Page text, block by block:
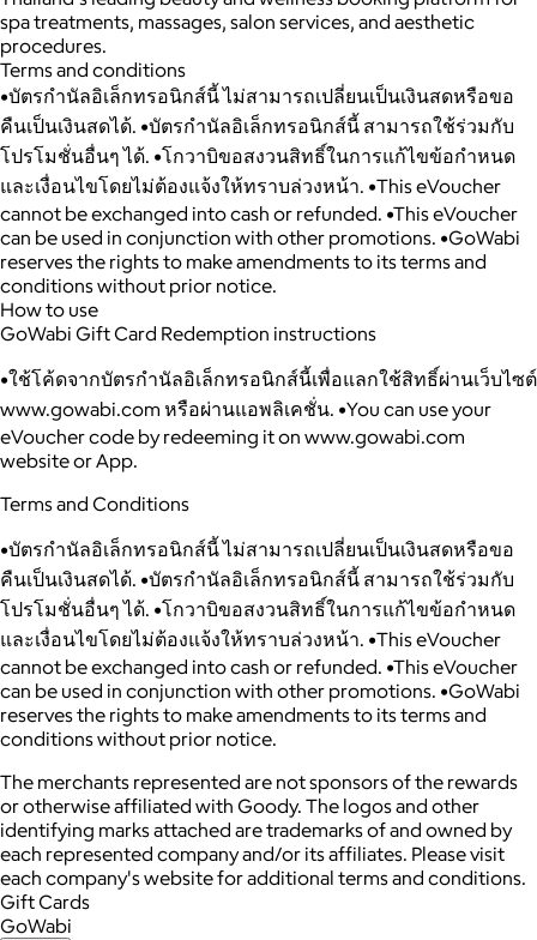
spa treatments, massages, salon services, and aesthetic
procedures.
Terms and conditions
•บัตรกำนัลอิเล็กทรอนิกส์นี้ ไม่สามารถเปลี่ยนเป็นเงินสดหรือขอ
คืนเป็นเงินสดได้. •บัตรกำนัลอิเล็กทรอนิกส์นี้ สามารถใช้ร่วมกับ
โปรโมชั่นอื่นๆ ได้. •โกวาบิขอสงวนสิทธิ์ในการแก้ไขข้อกำหนด
และเงื่อนไขโดยไม่ต้องแจ้งให้ทราบล่วงหน้า. •This eVoucher
cannot be exchanged into cash or refunded. •This eVoucher
can be used in conjunction with other promotions. •GoWabi
reserves the rights to make amendments to its terms and
conditions without prior notice.
How to use
GoWabi Gift Card Redemption instructions
•ใช้โค้ดจากบัตรกำนัลอิเล็กทรอนิกส์นี้เพื่อแลกใช้สิทธิ์ผ่านเว็บไซต์
www.gowabi.com หรือผ่านแอพลิเคชั่น. •You can use your
eVoucher code by redeeming it on www.gowabi.com
website or App.
Terms and Conditions
•บัตรกำนัลอิเล็กทรอนิกส์นี้ ไม่สามารถเปลี่ยนเป็นเงินสดหรือขอ
คืนเป็นเงินสดได้. •บัตรกำนัลอิเล็กทรอนิกส์นี้ สามารถใช้ร่วมกับ
โปรโมชั่นอื่นๆ ได้. •โกวาบิขอสงวนสิทธิ์ในการแก้ไขข้อกำหนด
และเงื่อนไขโดยไม่ต้องแจ้งให้ทราบล่วงหน้า. •This eVoucher
cannot be exchanged into cash or refunded. •This eVoucher
can be used in conjunction with other promotions. •GoWabi
reserves the rights to make amendments to its terms and
conditions without prior notice.
The merchants represented are not sponsors of the rewards
or otherwise affiliated with Goody. The logos and other
identifying marks attached are trademarks of and owned by
each represented company and/or its affiliates. Please visit
each company's website for additional terms and conditions.
Gift Cards
GoWabi